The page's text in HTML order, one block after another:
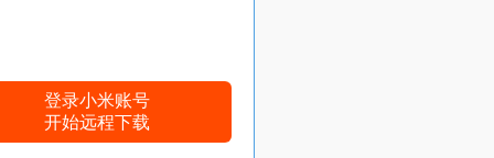
登录小米账号
开始远程下载